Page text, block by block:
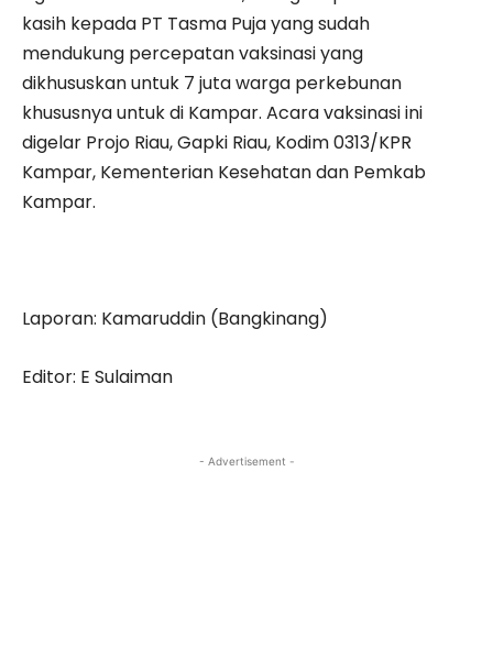
kasih kepada PT Tasma Puja yang sudah
mendukung percepatan vaksinasi yang
dikhususkan untuk 7 juta warga perkebunan
khususnya untuk di Kampar. Acara vaksinasi ini
digelar Projo Riau, Gapki Riau, Kodim 0313/KPR
Kampar, Kementerian Kesehatan dan Pemkab
Kampar.
Laporan: Kamaruddin (Bangkinang)
Editor: E Sulaiman
- Advertisement -